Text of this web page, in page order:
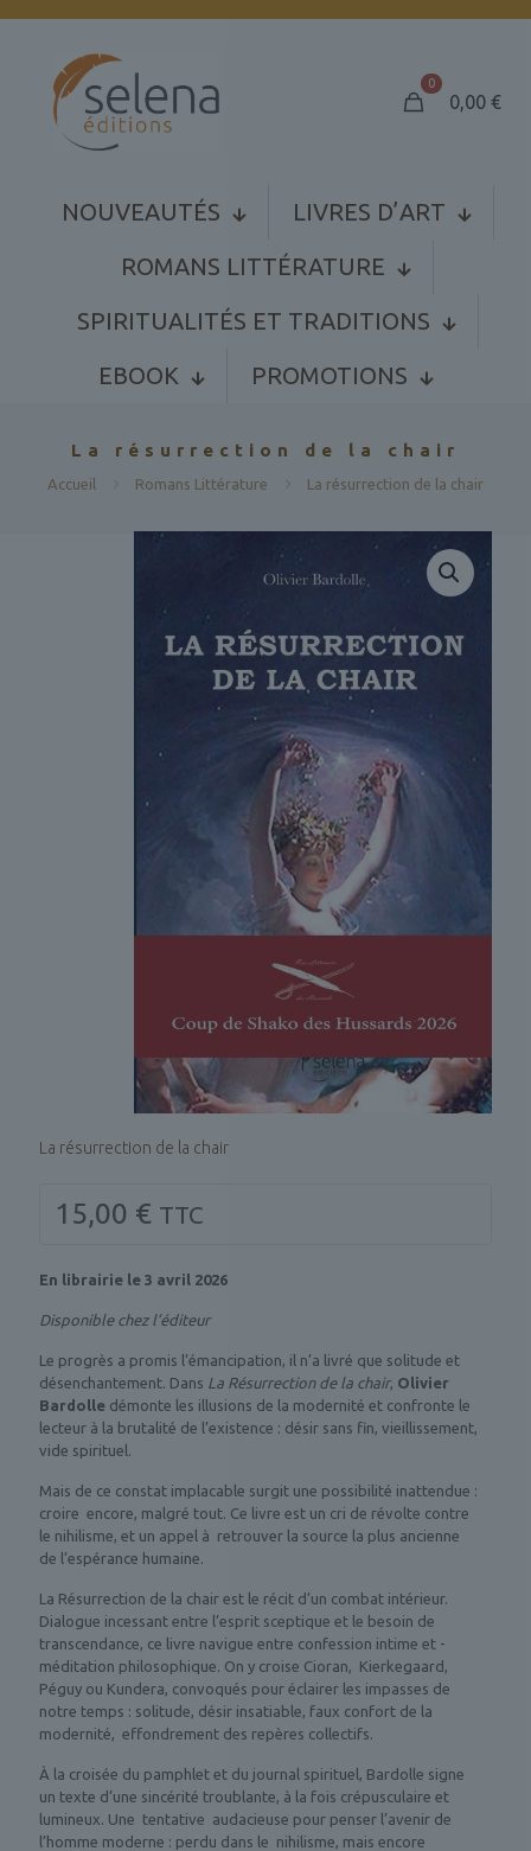
0
0,00€
NOUVEAUTÉS
LIVRES D’ART
ROMANS LITTÉRATURE
SPIRITUALITÉS ET TRADITIONS
EBOOK
PROMOTIONS
La résurrection de la chair
Accueil Romans Littérature La résurrection de la chair
La résurrection de la chair
15,00 € TTC
En librairie le 3 avril 2026
Disponible chez l’éditeur
Le progrès a promis l’émancipation, il n’a livré que solitude et
désenchantement. Dans La Résurrection de la chair, Olivier
Bardolle démonte les illusions de la modernité et confronte le
lecteur à la brutalité de l’existence : désir sans fin, vieillissement,
vide spirituel.
Mais de ce constat implacable surgit une possibilité inattendue :
croire ­ encore, malgré tout. Ce livre est un cri de révolte contre
le nihilisme, et un appel à ­ retrouver la source la plus ancienne
de l’espérance humaine.
La Résurrection de la chair est le récit d’un combat intérieur.
Dialogue incessant entre l’esprit sceptique et le besoin de
transcendance, ce livre navigue entre confession intime et ­
méditation philosophique. On y croise Cioran, ­ Kierkegaard,
Péguy ou Kundera, convoqués pour éclairer les impasses de
notre temps : solitude, désir insatiable, faux confort de la
modernité, ­ effondrement des repères collectifs.
À la croisée du pamphlet et du journal spirituel, Bardolle signe
un texte d’une sincérité troublante, à la fois crépusculaire et
lumineux. Une ­ tentative ­ audacieuse pour penser l’avenir de
l’homme moderne : perdu dans le ­ nihilisme, mais encore